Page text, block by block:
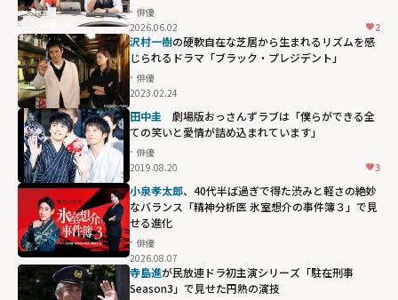
俳優
2026.06.02
2
沢村一樹の硬軟自在な芝居から生まれるリズムを感
じられるドラマ「ブラック・プレジデント」
俳優
2023.02.24
田中圭 劇場版おっさんずラブは「僕らができる全
ての笑いと愛情が詰め込まれています」
俳優
2019.08.20
3
小泉孝太郎、40代半ば過ぎで得た渋みと軽さの絶妙
なバランス「精神分析医 氷室想介の事件簿３」で見
せる進化
俳優
2026.08.07
寺島進が民放連ドラ初主演シリーズ「駐在刑事
Season3」で見せた円熟の演技